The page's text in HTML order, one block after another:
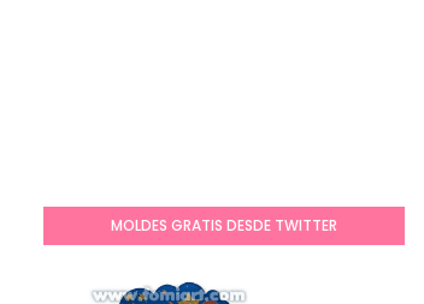
MOLDES GRATIS DESDE TWITTER